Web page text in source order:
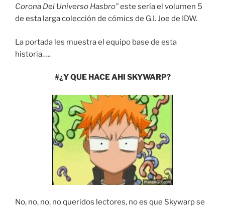
Corona Del Universo Hasbro”este sería el volumen 5
de esta larga colección de cómics de G.I. Joe de IDW.
La portada les muestra el equipo base de esta
historia…..
#¿Y QUE HACE AHI SKYWARP?
No, no, no, no queridos lectores, no es que Skywarp se